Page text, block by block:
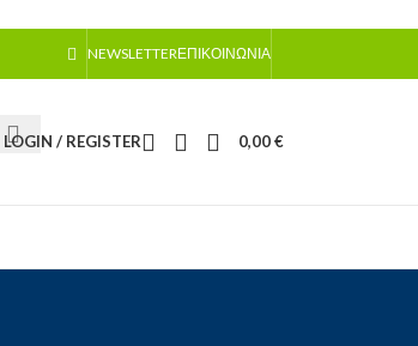
NEWSLETTERΕΠΙΚΟΙΝΩΝΊΑ
LOGIN / REGISTER 0,00€